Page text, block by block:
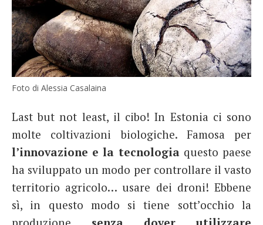
Foto di Alessia Casalaina
Last but not least, il cibo! In Estonia ci sono
molte coltivazioni biologiche. Famosa per
l’innovazione e la tecnologia questo paese
ha sviluppato un modo per controllare il vasto
territorio agricolo… usare dei droni! Ebbene
sì, in questo modo si tiene sott’occhio la